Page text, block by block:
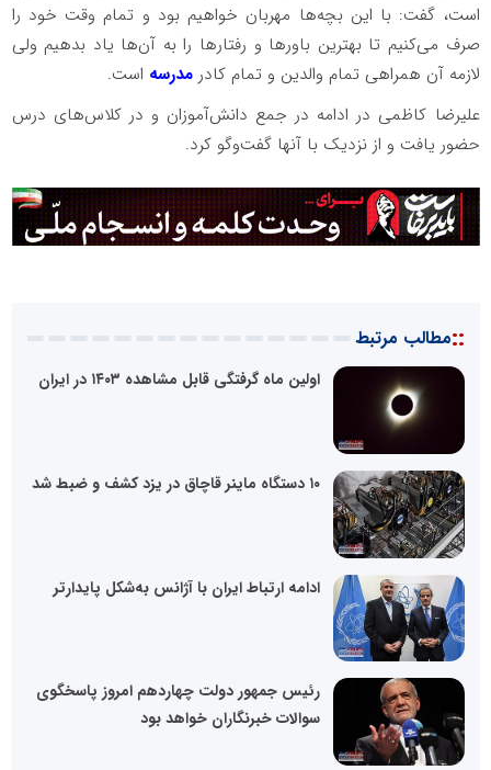
است، گفت: با این بچه‌ها مهربان خواهیم بود و تمام وقت خود را
صرف می‌کنیم تا بهترین باورها و رفتارها را به آن‌ها یاد بدهیم ولی
لازمه آن همراهی تمام والدین و تمام کادرمدرسه است.
علیرضا کاظمی در ادامه در جمع دانش‌‌آموزان و در کلاس‌های درس
حضور یافت و از نزدیک با آنها گفت‌وگو کرد.
::مطالب مرتبط
اولین ماه گرفتگی قابل مشاهده ۱۴۰۳ در ایران
۱۰ دستگاه ماینر قاچاق در یزد کشف و ضبط شد
ادامه ارتباط ایران با آژانس به‌شکل پایدارتر
رئیس جمهور دولت چهاردهم امروز پاسخگوی
سوالات خبرنگاران خواهد بود